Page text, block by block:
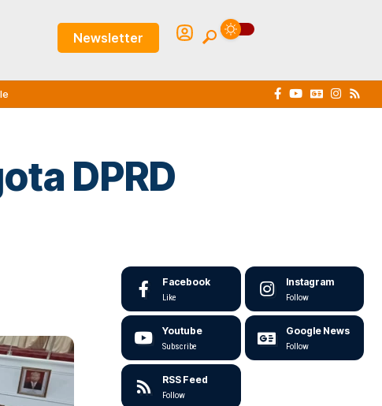
Newsletter
DPRD
Facebook
Like
Instagram
Follow
Youtube
Subscribe
Google News
Follow
RSS Feed
Follow